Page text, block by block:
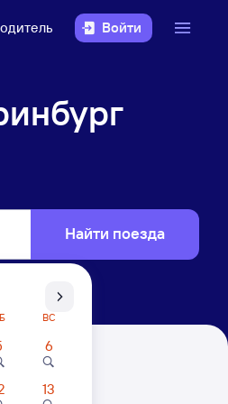
Войти
Найти поезда
ВС
6
13